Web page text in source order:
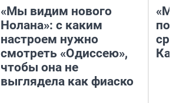
«Мы видим нового
Нолана»: с каким
настроем нужно
смотреть «Одиссею»,
чтобы она не
выглядела как фиаско